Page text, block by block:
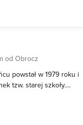
od Obrocz
powstał w 1979 roku i
tzw. starej szkoły.